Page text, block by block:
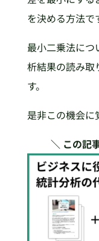
を決める方法で
最小二乗法につ
析結果の読み取
す。
是非この機会に
＼ この記